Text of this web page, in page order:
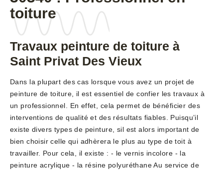
toiture
Travaux peinture de toiture à
Saint Privat Des Vieux
Dans la plupart des cas lorsque vous avez un projet de
peinture de toiture, il est essentiel de confier les travaux à
un professionnel. En effet, cela permet de bénéficier des
interventions de qualité et des résultats fiables. Puisqu’il
existe divers types de peinture, sil est alors important de
bien choisir celle qui adhèrera le plus au type de toit à
travailler. Pour cela, il existe : - le vernis incolore - la
peinture acrylique - la résine polyuréthane Au service de